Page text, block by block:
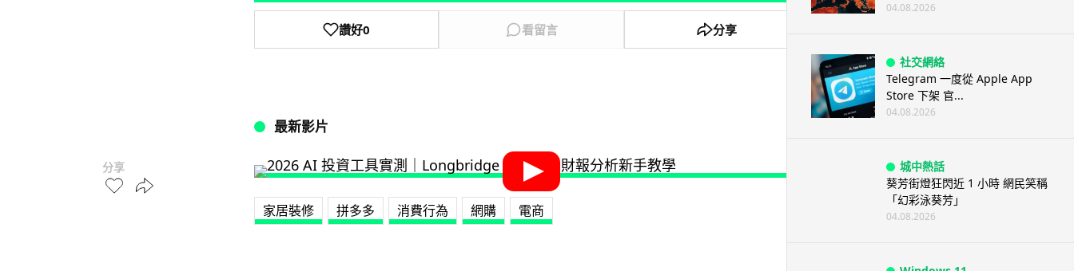
分享
讚好0 看留言 分享
最新影片
家居裝修 拼多多 消費行為 網購 電商
04.08.2026
社交網絡
Telegram 一度從 Apple App
Store 下架 官...
04.08.2026
城中熱話
葵芳街燈狂閃近 1 小時 網民笑稱
「幻彩泳葵芳」
04.08.2026